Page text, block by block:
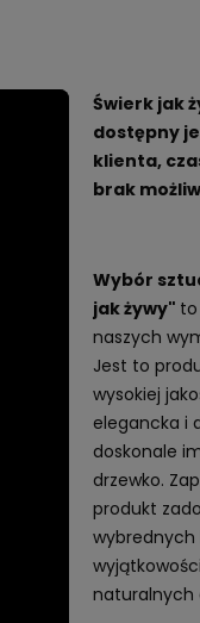
Świerk jak
dostępny
klienta,
brak
Wybór
jak żywy"
naszych
Jest to
wysokiej
elegancka i
doskonale
drzewko.
produkt
wybrednych
naturalnych